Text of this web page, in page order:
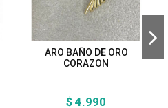
ARO BAÑO DE ORO
CORAZON
$ 4.990